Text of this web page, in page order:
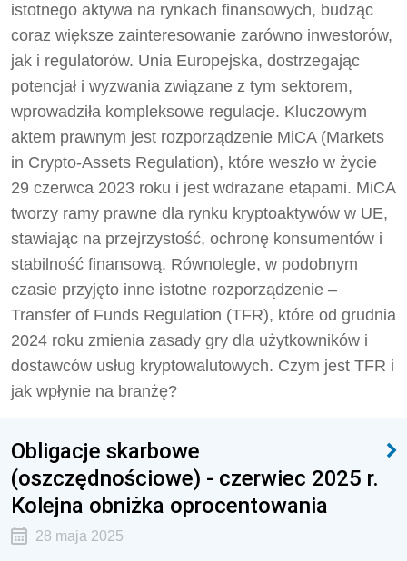
istotnego aktywa na rynkach finansowych, budząc
coraz większe zainteresowanie zarówno inwestorów,
jak i regulatorów. Unia Europejska, dostrzegając
potencjał i wyzwania związane z tym sektorem,
wprowadziła kompleksowe regulacje. Kluczowym
aktem prawnym jest rozporządzenie MiCA (Markets
in Crypto-Assets Regulation), które weszło w życie
29 czerwca 2023 roku i jest wdrażane etapami. MiCA
tworzy ramy prawne dla rynku kryptoaktywów w UE,
stawiając na przejrzystość, ochronę konsumentów i
stabilność finansową. Równolegle, w podobnym
czasie przyjęto inne istotne rozporządzenie –
Transfer of Funds Regulation (TFR), które od grudnia
2024 roku zmienia zasady gry dla użytkowników i
dostawców usług kryptowalutowych. Czym jest TFR i
jak wpłynie na branżę?
Obligacje skarbowe
(oszczędnościowe) - czerwiec 2025 r.
Kolejna obniżka oprocentowania
28 maja 2025